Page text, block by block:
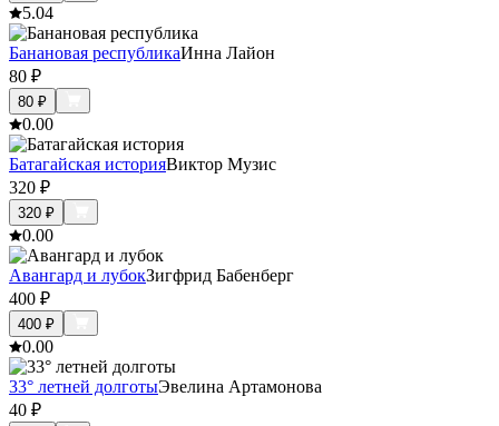
5.04
Банановая республикаИнна Лайон
80 ₽
80 ₽
0.00
Батагайская историяВиктор Музис
320 ₽
320 ₽
0.00
Авангард и лубокЗигфрид Бабенберг
400 ₽
400 ₽
0.00
33° летней долготыЭвелина Артамонова
40 ₽